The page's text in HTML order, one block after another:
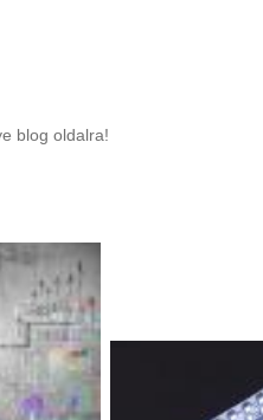
blog oldalra!